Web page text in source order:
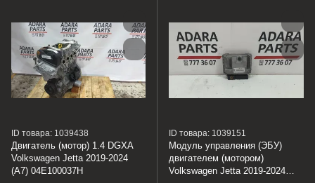
ID товара: 1039438
Двигатель (мотор) 1.4 DGXA
Volkswagen Jetta 2019-2024
(A7) 04E100037H
ID товара: 1039151
Модуль управления (ЭБУ)
двигателем (мотором)
Volkswagen Jetta 2019-2024